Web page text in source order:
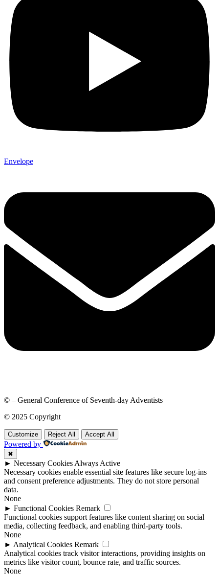
Envelope
© – General Conference of Seventh-day Adventists
© 2025 Copyright
Customize Reject All Accept All
Powered by
✖
► Necessary Cookies Always Active
Necessary cookies enable essential site features like secure log-ins
and consent preference adjustments. They do not store personal
data.
None
► Functional Cookies Remark
Functional cookies support features like content sharing on social
media, collecting feedback, and enabling third-party tools.
None
► Analytical Cookies Remark
Analytical cookies track visitor interactions, providing insights on
metrics like visitor count, bounce rate, and traffic sources.
None